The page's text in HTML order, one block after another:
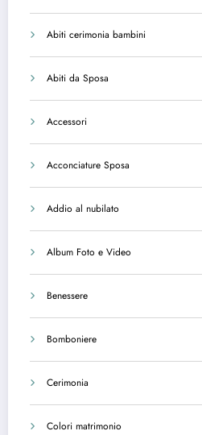
Abiti cerimonia bambini
Abiti da Sposa
Accessori
Acconciature Sposa
Addio al nubilato
Album Foto e Video
Benessere
Bomboniere
Cerimonia
Colori matrimonio